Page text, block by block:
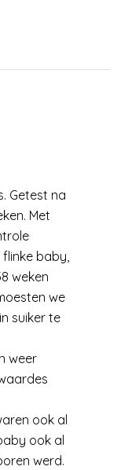
Getest na
Met
flinke baby,
weken
we
suiker te
weer
ook al
ook al
werd.